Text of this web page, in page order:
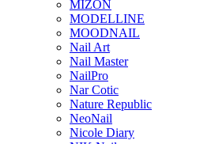
MIZON
MODELLINE
MOODNAIL
Nail Art
Nail Master
NailPro
Nar Cotic
Nature Republic
NeoNail
Nicole Diary